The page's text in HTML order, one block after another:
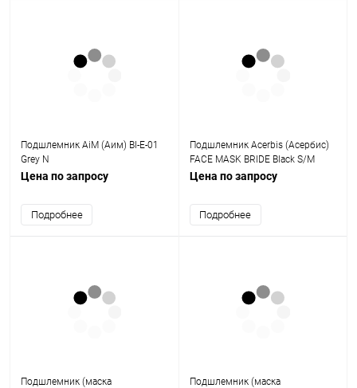
Подшлемник AiM (Аим) BI-E-01
Grey N
Цена по запросу
Подробнее
Подшлемник Acerbis (Асербис)
FACE MASK BRIDE Black S/M
Цена по запросу
Подробнее
Подшлемник (маска
Подшлемник (маска